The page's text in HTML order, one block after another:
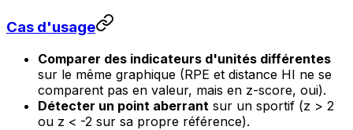
Cas d'usage
Comparer des indicateurs d'unités différentes
sur le même graphique (RPE et distance HI ne se
comparent pas en valeur, mais en z-score, oui).
Détecter un point aberrant sur un sportif (z > 2
ou z < -2 sur sa propre référence).